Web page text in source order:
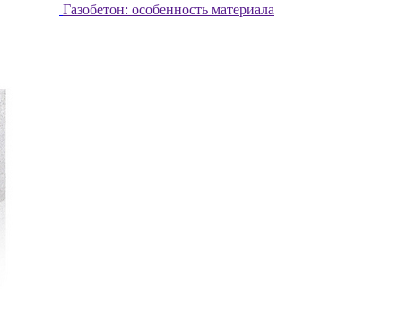
Газобетон: особенность материала